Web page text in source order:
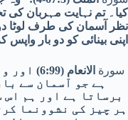
کیا۔ تم نہایت مہربان کی
نظر آسمان کی طرف لوٹا
اپنی بینائی کو دو بار
سورة
الانعام (6:99)
ہے جو آسمان سے
برساتا ہے اور ہم اس
ہر چیز کی نشوونما